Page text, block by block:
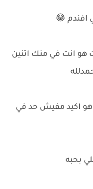
افندم 😂
انت في منك اتنين
اكيد مفيش حد في
بحبه